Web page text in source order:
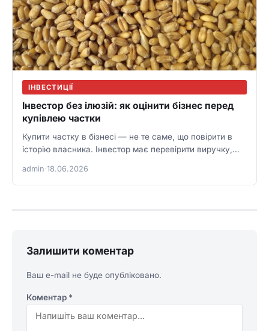
ІНВЕСТИЦІЇ
Інвестор без ілюзій: як оцінити бізнес перед
купівлею частки
Купити частку в бізнесі — не те саме, що повірити в
історію власника. Інвестор має перевірити виручку,
admin·18.06.2026
Залишити коментар
Ваш e-mail не буде опубліковано.
Коментар *